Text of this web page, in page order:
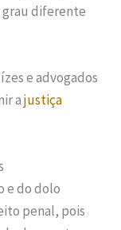
diferente
e advogados
ajustiça
e do dolo
penal, pois